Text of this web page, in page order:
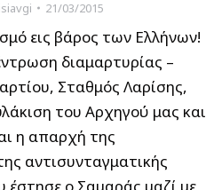
21/03/2015
εις βάρος των Ελλήνων!
διαμαρτυρίας –
Σταθμός Λαρίσης,
του Αρχηγού μας και
η απαρχή της
αντισυνταγματικής